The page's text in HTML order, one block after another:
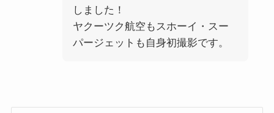
しました！
ヤクーツク航空もスホーイ・スー
パージェットも自身初撮影です。